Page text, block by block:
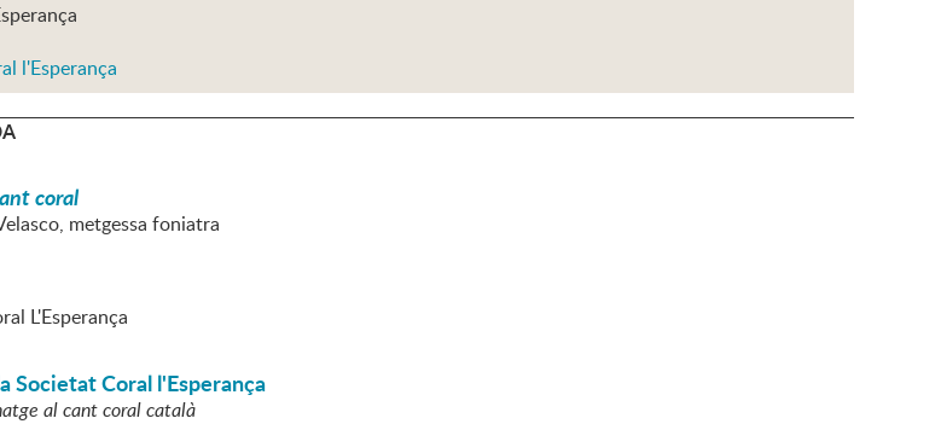
l'Esperança
coral
metgessa foniatra
L'Esperança
Societat Coral l'Esperança
al cant coral català